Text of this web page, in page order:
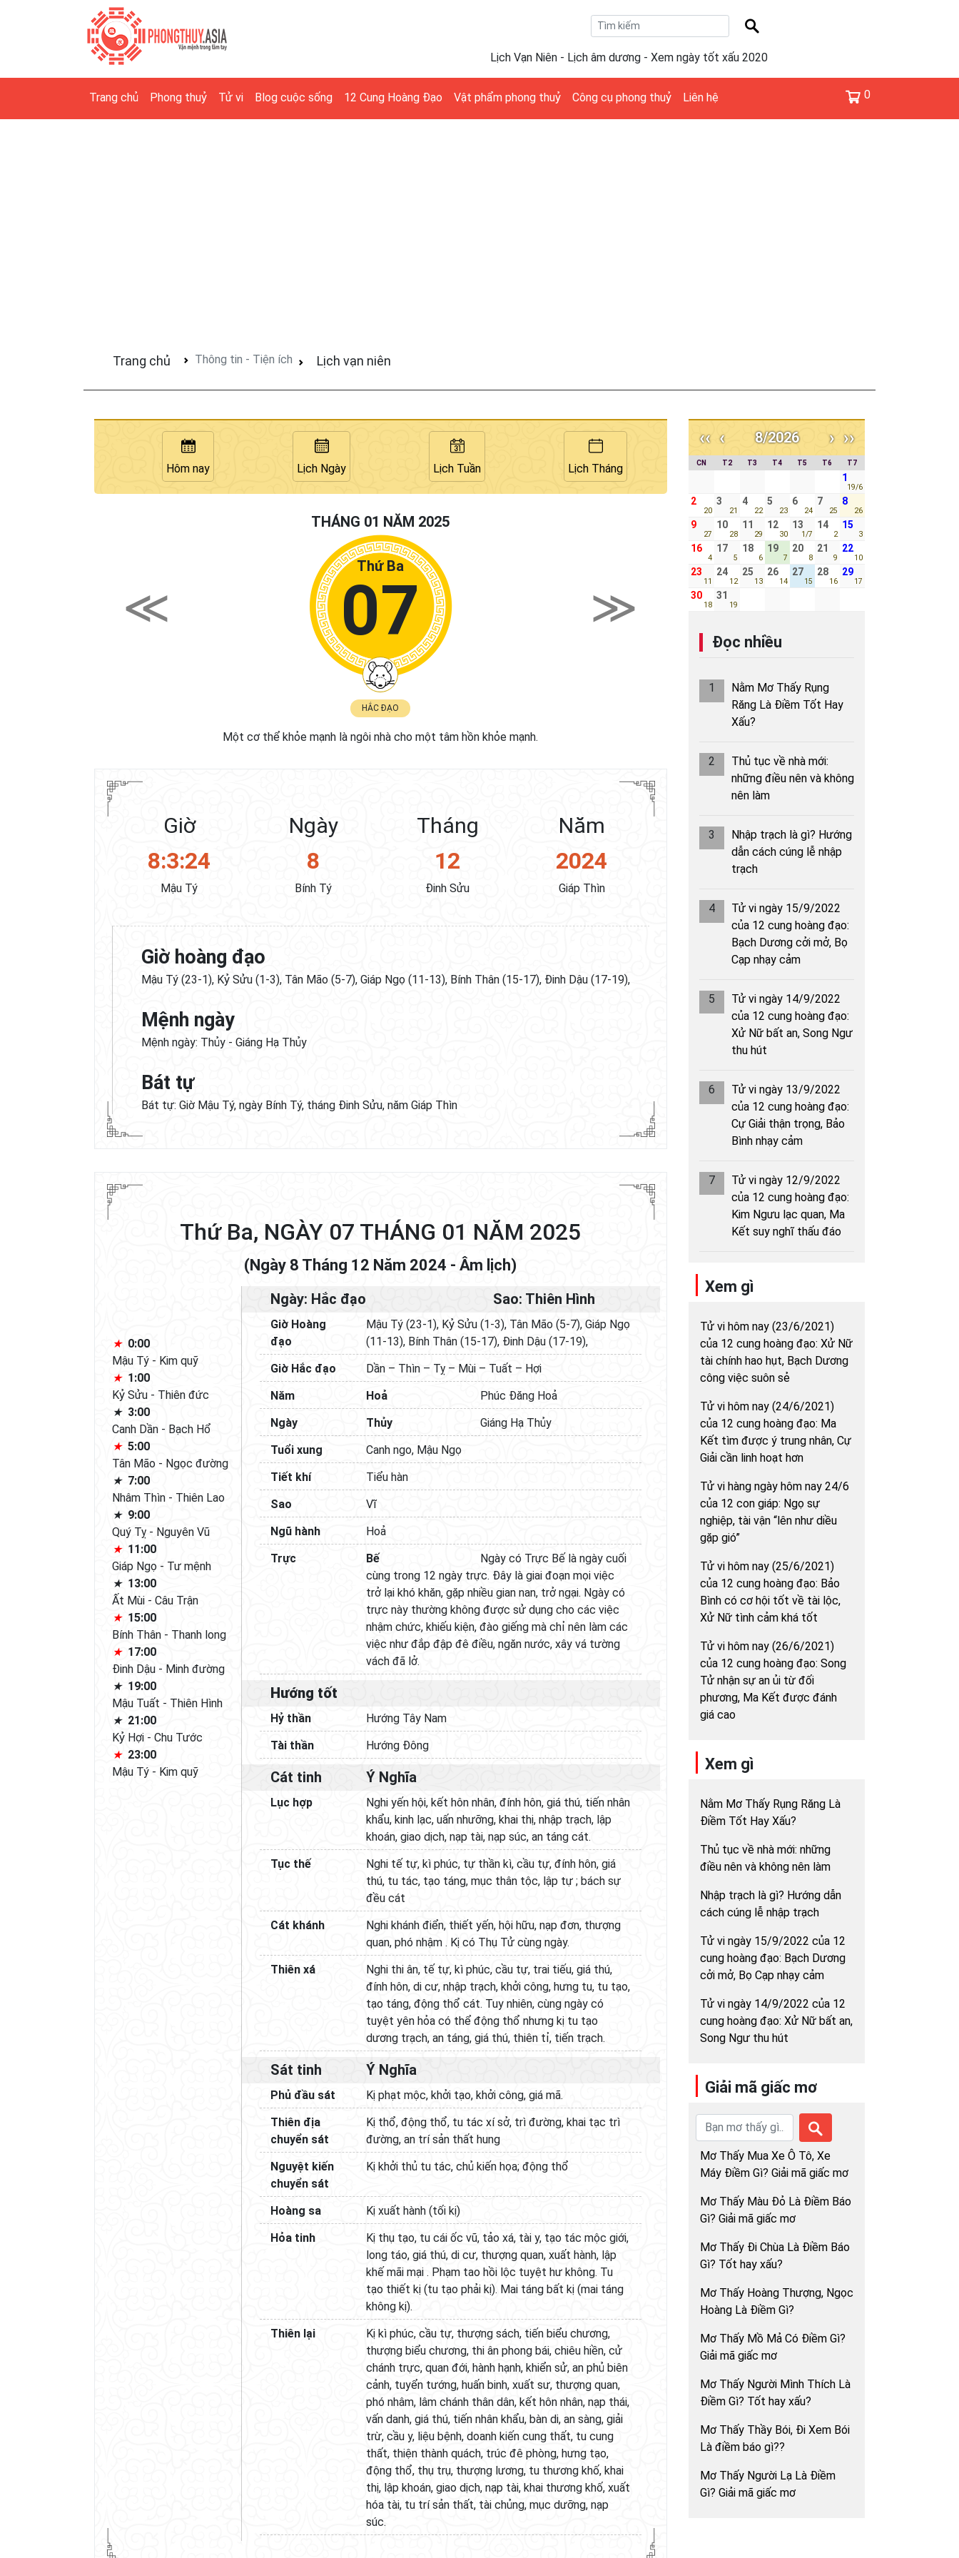
Lịch Vạn Niên - Lịch âm dương - Xem ngày tốt xấu 2020
Trang chủ Phong thuỷ Tử vi Blog cuộc sống 12 Cung Hoàng Đạo Vật phẩm phong thuỷ Công cụ phong thuỷ Liên hệ 0
Trang chủ Thông tin - Tiện ích Lịch vạn niên
Hôm nay Lịch Ngày Lịch Tuần Lịch Tháng
THÁNG 01 NĂM 2025
Thứ Ba
07
HẮC ĐẠO
Một cơ thể khỏe mạnh là ngôi nhà cho một tâm hồn khỏe mạnh.
Giờ
8:3:25
Mậu Tý
Ngày
8
Bính Tý
Tháng
12
Đinh Sửu
Năm
2024
Giáp Thìn
Giờ hoàng đạo
Mậu Tý (23-1), Kỷ Sửu (1-3), Tân Mão (5-7), Giáp Ngọ (11-13), Bính Thân (15-17), Đinh Dậu (17-19),
Mệnh ngày
Mệnh ngày: Thủy - Giáng Hạ Thủy
Bát tự
Bát tự: Giờ Mậu Tý, ngày Bính Tý, tháng Đinh Sửu, năm Giáp Thìn
Thứ Ba, NGÀY 07 THÁNG 01 NĂM 2025
(Ngày 8 Tháng 12 Năm 2024 - Âm lịch)
0:00
Mậu Tý - Kim quỹ
1:00
Kỷ Sửu - Thiên đức
3:00
Canh Dần - Bạch Hổ
5:00
Tân Mão - Ngọc đường
7:00
Nhâm Thìn - Thiên Lao
9:00
Quý Tỵ - Nguyên Vũ
11:00
Giáp Ngọ - Tư mệnh
13:00
Ất Mùi - Câu Trận
15:00
Bính Thân - Thanh long
17:00
Đinh Dậu - Minh đường
19:00
Mậu Tuất - Thiên Hình
21:00
Kỷ Hợi - Chu Tước
23:00
Mậu Tý - Kim quỹ
Ngày: Hắc đạo Sao: Thiên Hình
Giờ Hoàng
đạo
Mậu Tý (23-1), Kỷ Sửu (1-3), Tân Mão (5-7), Giáp Ngọ
(11-13), Bính Thân (15-17), Đinh Dậu (17-19),
Giờ Hắc đạo
Dần – Thìn – Tỵ – Mùi – Tuất – Hợi
Năm
Hoả
Phúc Đăng Hoả
Ngày
Thủy
Giáng Hạ Thủy
Tuổi xung
Canh ngo, Mậu Ngọ
Tiết khí
Tiểu hàn
Sao
Vĩ
Ngũ hành
Hoả
Trực
Bế
Ngày có Trực Bế là ngày cuối
cùng trong 12 ngày trực. Đây là giai đoạn mọi việc
trở lại khó khăn, gặp nhiều gian nan, trở ngại. Ngày có
trực này thường không được sử dụng cho các việc
nhậm chức, khiếu kiện, đào giếng mà chỉ nên làm các
việc như đắp đập đê điều, ngăn nước, xây vá tường
vách đã lở.
Hướng tốt
Hỷ thần
Hướng Tây Nam
Tài thần
Hướng Đông
Cát tinh Ý Nghĩa
Lục hợp
Nghi yến hội, kết hôn nhân, đính hôn, giá thú, tiến nhân
khẩu, kinh lạc, uấn nhưỡng, khai thị, nhập trạch, lập
khoán, giao dịch, nạp tài, nạp súc, an táng cát.
Tục thế
Nghi tế tự, kì phúc, tự thần kì, cầu tự, đính hôn, giá
thú, tu tác, tạo táng, mục thân tộc, lập tự ; bách sự
đều cát
Cát khánh
Nghi khánh điển, thiết yến, hội hữu, nạp đơn, thượng
quan, phó nhậm . Kị có Thụ Tử cùng ngày.
Thiên xá
Nghi thi ân, tế tự, kì phúc, cầu tự, trai tiếu, giá thú,
đính hôn, di cư, nhập trạch, khởi công, hưng tu, tu tạo,
tạo táng, động thổ cát. Tuy nhiên, cùng ngày có
tuyệt yên hỏa có thể động thổ nhưng kị tu tạo
dương trạch, an táng, giá thú, thiên tỉ, tiến trạch.
Sát tinh Ý Nghĩa
Phủ đầu sát
Kị phạt mộc, khởi tạo, khởi công, giá mã.
Thiên địa
chuyển sát
Kị thổ, động thổ, tu tác xí sở, trì đường, khai tạc trì
đường, an trí sản thất hung
Nguyệt kiến
chuyển sát
Kị khởi thủ tu tác, chủ kiến họa; động thổ
Hoàng sa
Kị xuất hành (tối kị)
Hỏa tinh
Kị thụ tạo, tu cái ốc vũ, tảo xá, tài y, tạo tác mộc giới,
long táo, giá thú, di cư, thượng quan, xuất hành, lập
khế mãi mại . Phạm tao hồi lộc tuyệt hư không. Tu
tạo thiết kị (tu tạo phải kị). Mai táng bất kị (mai táng
không kị).
Thiên lại
Kị kì phúc, cầu tự, thượng sách, tiến biểu chương,
thượng biểu chương, thi ân phong bái, chiêu hiền, cử
chánh trực, quan đới, hành hạnh, khiển sử, an phủ biên
cảnh, tuyển tướng, huấn binh, xuất sư, thượng quan,
phó nhâm, lâm chánh thân dân, kết hôn nhân, nạp thái,
vấn danh, giá thú, tiến nhân khẩu, bàn di, an sàng, giải
trừ, cầu y, liệu bệnh, doanh kiến cung thất, tu cung
thất, thiện thành quách, trúc đê phòng, hưng tạo,
động thổ, thụ trụ, thượng lương, tu thương khố, khai
thị, lập khoán, giao dịch, nạp tài, khai thương khố, xuất
hóa tài, tu trí sản thất, tài chủng, mục dưỡng, nạp
súc.
‹‹ ‹ 8/2026 › ››
CN T2 T3 T4 T5 T6 T7
1
19/6
2
20
3
21
4
22
5
23
6
24
7
25
8
26
9
27
10
28
11
29
12
30
13
1/7
14
2
15
3
16
4
17
5
18
6
19
7
20
8
21
9
22
10
23
11
24
12
25
13
26
14
27
15
28
16
29
17
30
18
31
19
Đọc nhiều
1
Nằm Mơ Thấy Rụng
Răng Là Điềm Tốt Hay
Xấu?
2
Thủ tục về nhà mới:
những điều nên và không
nên làm
3
Nhập trạch là gì? Hướng
dẫn cách cúng lễ nhập
trạch
4
Tử vi ngày 15/9/2022
của 12 cung hoàng đạo:
Bạch Dương cởi mở, Bọ
Cạp nhạy cảm
5
Tử vi ngày 14/9/2022
của 12 cung hoàng đạo:
Xử Nữ bất an, Song Ngư
thu hút
6
Tử vi ngày 13/9/2022
của 12 cung hoàng đạo:
Cự Giải thận trọng, Bảo
Bình nhạy cảm
7
Tử vi ngày 12/9/2022
của 12 cung hoàng đạo:
Kim Ngưu lạc quan, Ma
Kết suy nghĩ thấu đáo
Xem gì
Tử vi hôm nay (23/6/2021)
của 12 cung hoàng đạo: Xử Nữ
tài chính hao hụt, Bạch Dương
công việc suôn sẻ
Tử vi hôm nay (24/6/2021)
của 12 cung hoàng đạo: Ma
Kết tìm được ý trung nhân, Cự
Giải cần linh hoạt hơn
Tử vi hàng ngày hôm nay 24/6
của 12 con giáp: Ngọ sự
nghiệp, tài vận “lên như diều
gặp gió”
Tử vi hôm nay (25/6/2021)
của 12 cung hoàng đạo: Bảo
Bình có cơ hội tốt về tài lộc,
Xử Nữ tình cảm khá tốt
Tử vi hôm nay (26/6/2021)
của 12 cung hoàng đạo: Song
Tử nhận sự an ủi từ đối
phương, Ma Kết được đánh
giá cao
Xem gì
Nằm Mơ Thấy Rụng Răng Là
Điềm Tốt Hay Xấu?
Thủ tục về nhà mới: những
điều nên và không nên làm
Nhập trạch là gì? Hướng dẫn
cách cúng lễ nhập trạch
Tử vi ngày 15/9/2022 của 12
cung hoàng đạo: Bạch Dương
cởi mở, Bọ Cạp nhạy cảm
Tử vi ngày 14/9/2022 của 12
cung hoàng đạo: Xử Nữ bất an,
Song Ngư thu hút
Giải mã giấc mơ
Mơ Thấy Mua Xe Ô Tô, Xe
Máy Điềm Gì? Giải mã giấc mơ
Mơ Thấy Màu Đỏ Là Điềm Báo
Gì? Giải mã giấc mơ
Mơ Thấy Đi Chùa Là Điềm Báo
Gì? Tốt hay xấu?
Mơ Thấy Hoàng Thượng, Ngọc
Hoàng Là Điềm Gì?
Mơ Thấy Mồ Mả Có Điềm Gì?
Giải mã giấc mơ
Mơ Thấy Người Mình Thích Là
Điềm Gì? Tốt hay xấu?
Mơ Thấy Thầy Bói, Đi Xem Bói
Là điềm báo gì??
Mơ Thấy Người Lạ Là Điềm
Gì? Giải mã giấc mơ